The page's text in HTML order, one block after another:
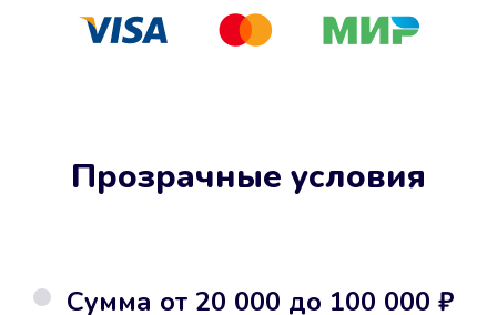
Прозрачные условия
Сумма от 20 000 до 100 000 ₽